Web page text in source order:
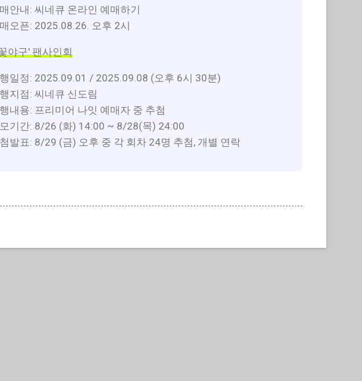
안내: 씨네큐 온라인 예매하기
오픈: 2025.08.26. 오후 2시
야구' 팬사인회
일정: 2025.09.01 / 2025.09.08 (오후 6시 30분)
지점: 씨네큐 신도림
내용: 프리미어 나잇 예매자 중 추첨
기간: 8/26 (화) 14:00 ~ 8/28(목) 24:00
발표: 8/29 (금) 오후 중 각 회차 24명 추첨, 개별 연락